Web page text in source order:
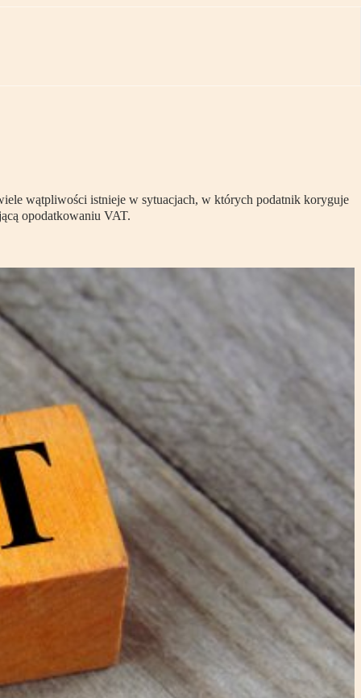
wątpliwości istnieje w sytuacjach, w których podatnik koryguje
opodatkowaniu VAT.